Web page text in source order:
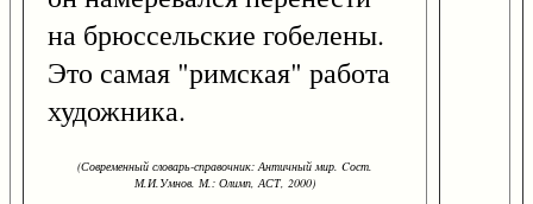
на брюссельские гобелены.
Это самая "римская" работа
художника.
(Современный словарь-справочник: Античный мир. Cост.
М.И.Умнов. М.: Олимп, АСТ, 2000)